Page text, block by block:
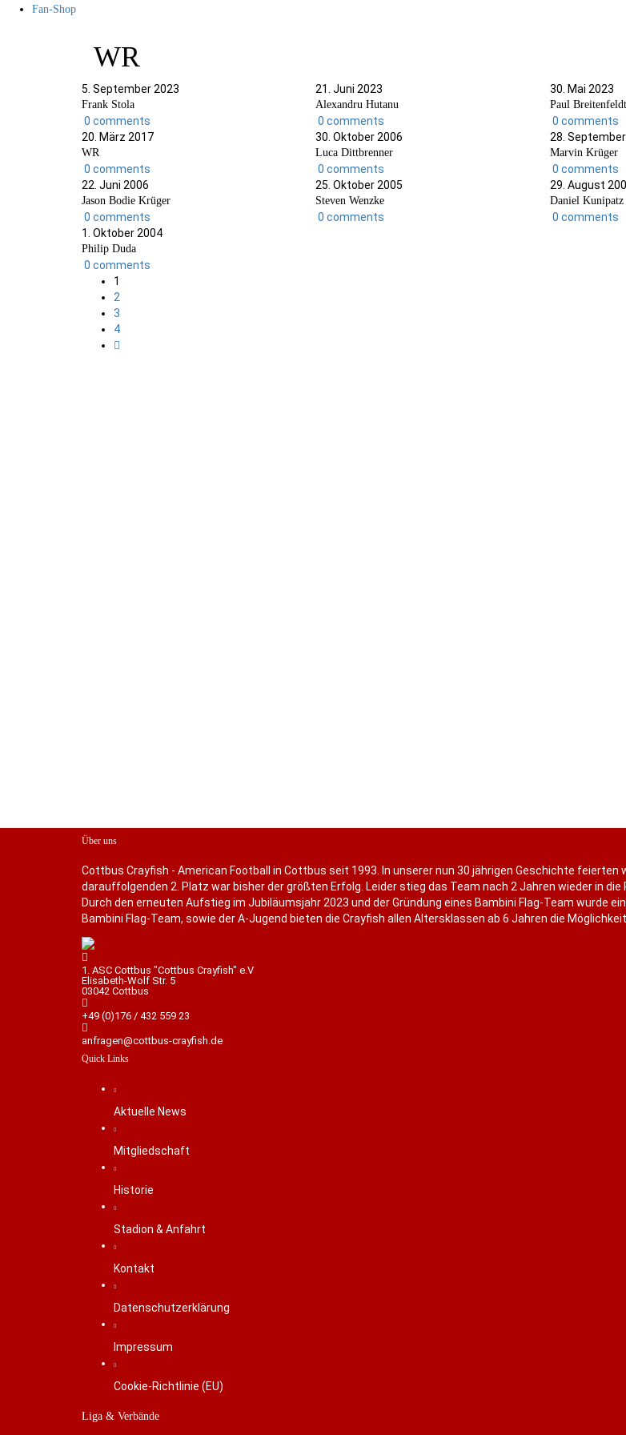
Fan-Shop
WR
5. September 2023
Frank Stola
0 comments
21. Juni 2023
Alexandru Hutanu
0 comments
30. Mai 2023
Paul Breitenfeldt
0 comments
20. März 2017
WR
0 comments
30. Oktober 2006
Luca Dittbrenner
0 comments
28.
Marvin Krüger
0 comments
22. Juni 2006
Jason Bodie Krüger
0 comments
25. Oktober 2005
Steven Wenzke
0 comments
29. August
Daniel Kunipatz
0 comments
1. Oktober 2004
Philip Duda
0 comments
1
2
3
4
Über uns
Cottbus Crayfish - American Football in Cottbus seit 1993. In unserer nun 30 jährigen Geschichte feierten
darauffolgenden 2. Platz war bisher der größten Erfolg. Leider stieg das Team nach 2 Jahren wieder in die
Durch den erneuten Aufstieg im Jubiläumsjahr 2023 und der Gründung eines Bambini Flag-Team wurde
Bambini Flag-Team, sowie der A-Jugend bieten die Crayfish allen Altersklassen ab 6 Jahren die
1. ASC Cottbus "Cottbus Crayfish" e.V
Elisabeth-Wolf Str. 5
03042 Cottbus
+49 (0)176 / 432 559 23
anfragen@cottbus-crayfish.de
Quick Links
Aktuelle News
Mitgliedschaft
Historie
Stadion & Anfahrt
Kontakt
Datenschutzerklärung
Impressum
Cookie-Richtlinie (EU)
Liga & Verbände